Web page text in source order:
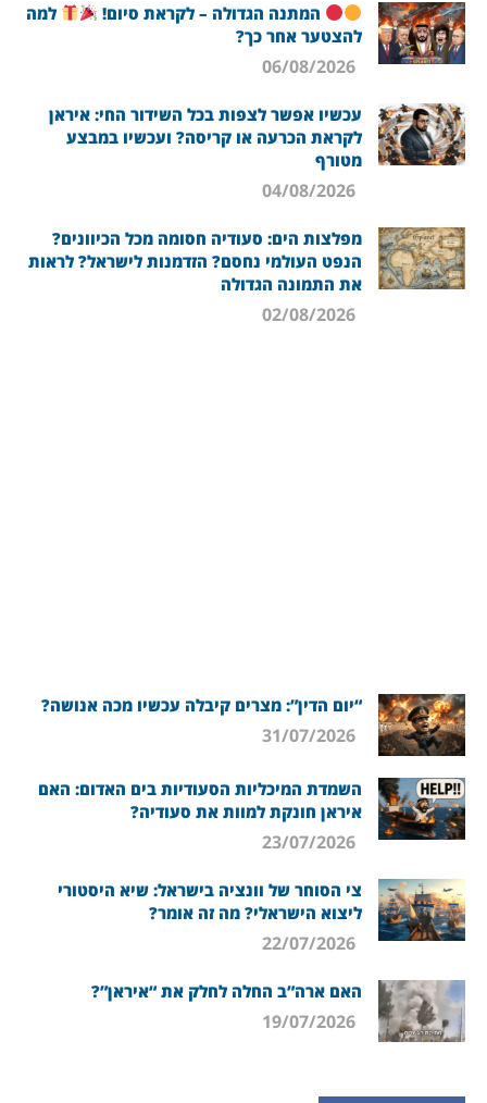
המתנה הגדולה – לקראת סיום!
למה
להצטער אחר כך?
עכשיו אפשר לצפות בכל השידור החי: איראן
לקראת הכרעה או קריסה? ועכשיו במבצע
מטורף
מפלצות הים: סעודיה חסומה מכל הכיוונים?
הנפט העולמי נחסם? הזדמנות לישראל? לראות
את התמונה הגדולה
“יום הדין”: מצרים קיבלה עכשיו מכה אנושה?
השמדת המיכליות הסעודיות בים האדום: האם
איראן חונקת למוות את סעודיה?
צי הסוחר של וונציה בישראל: שיא היסטורי
ליצוא הישראלי? מה זה אומר?
האם ארה”ב החלה לחלק את “איראן”?